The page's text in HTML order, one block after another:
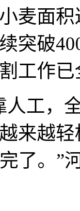
麦面
突破
工作
人工，
来越
了。”